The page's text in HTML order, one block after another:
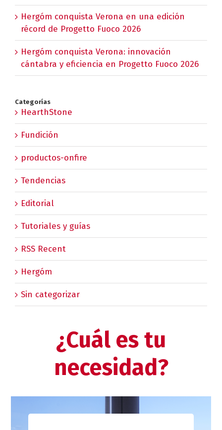
Hergóm conquista Verona en una edición
récord de Progetto Fuoco 2026
Hergóm conquista Verona: innovación
cántabra y eficiencia en Progetto Fuoco 2026
Categorías
HearthStone
Fundición
productos-onfire
Tendencias
Editorial
Tutoriales y guías
RSS Recent
Hergóm
Sin categorizar
¿Cuál es tu
necesidad?